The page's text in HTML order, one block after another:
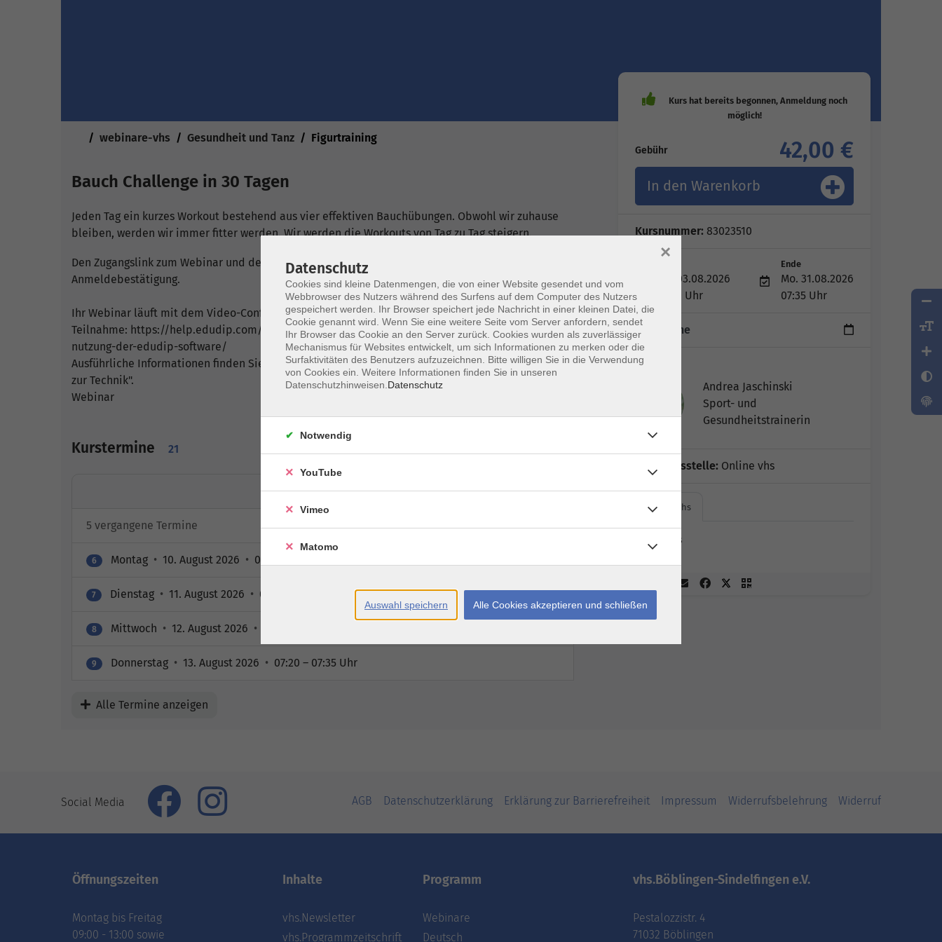
webinare-vhs Gesundheit und Tanz Figurtraining
Bauch Challenge in 30 Tagen
Jeden Tag ein kurzes Workout bestehend aus vier effektiven Bauchübungen. Obwohl wir zuhause
bleiben, werden wir immer fitter werden. Wir werden die Workouts von Tag zu Tag steigern.
Den Zugangslink zum Webinar und den Link zum Login-Leitfaden finden Sie in Ihrer
Anmeldebestätigung.
Ihr Webinar läuft mit dem Video-Conferencing-System edudip. Technische Voraussetzungen für die
Teilnahme: https://help.edudip.com/de/knowledge-base/technische-voraussetzungen-zur-
nutzung-der-edudip-software/
Ausführliche Informationen finden Sie auf www.webinare-vhs.de unter dem Menüpunkt "Hinweise
zur Technik".
Webinar
Kurstermine 21
Ort / Raum
5 vergangene Termine
6 Montag • 10. August 2026 • 07:20 – 07:35 Uhr
7 Dienstag • 11. August 2026 • 07:20 – 07:35 Uhr
8 Mittwoch • 12. August 2026 •
9 Donnerstag • 13. August 2026 • 07:20 – 07:35 Uhr
Alle Termine anzeigen
Gebühr 42,00 €
In den Warenkorb
Kursnummer: 83023510
Mo. 03.08.2026
07:20 Uhr
Ende
Mo. 31.08.2026
07:35 Uhr
21 Termine
Leitung:
Andrea Jaschinski
Sport- und
Gesundheitstrainerin
Geschäftsstelle: Online vhs
Online vhs
Online vhs
Social Media AGB Datenschutzerklärung Erklärung zur Barrierefreiheit Impressum Widerrufsbelehrung Widerruf
Öffnungszeiten
Montag bis Freitag
09:00 - 13:00 sowie
Inhalte
vhs.Newsletter
vhs.Programmzeitschrift
Programm
Webinare
Deutsch
vhs.Böblingen-Sindelfingen e.V.
Pestalozzistr. 4
71032 Böblingen
Datenschutz
Cookies sind kleine Datenmengen, die von einer Website gesendet und vom
Webbrowser des Nutzers während des Surfens auf dem Computer des Nutzers
gespeichert werden. Ihr Browser speichert jede Nachricht in einer kleinen Datei, die
Cookie genannt wird. Wenn Sie eine weitere Seite vom Server anfordern, sendet
Ihr Browser das Cookie an den Server zurück. Cookies wurden als zuverlässiger
Mechanismus für Websites entwickelt, um sich Informationen zu merken oder die
Surfaktivitäten des Benutzers aufzuzeichnen. Bitte willigen Sie in die Verwendung
von Cookies ein. Weitere Informationen finden Sie in unseren
Datenschutzhinweisen. Datenschutz
×
Notwendig
YouTube
Vimeo
Matomo
Auswahl speichern Alle Cookies akzeptieren und schließen